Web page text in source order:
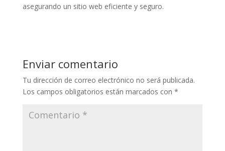
asegurando un sitio web eficiente y seguro.
Enviar comentario
Tu dirección de correo electrónico no será publicada.
Los campos obligatorios están marcados con *